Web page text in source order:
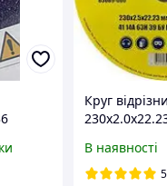
Круг
В наявності